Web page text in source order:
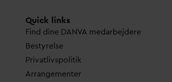
Quick links
Find dine DANVA medarbejdere
Bestyrelse
Privatlivspolitik
Arrangementer